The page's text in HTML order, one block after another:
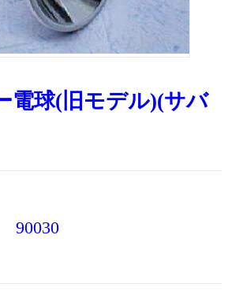
電球(旧モデル)(サバ
90030